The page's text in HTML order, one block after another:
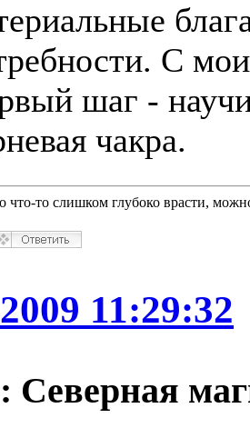
С
шаг -
чакра.
что-то слишком глубоко врасти,
11:29:32
Северная